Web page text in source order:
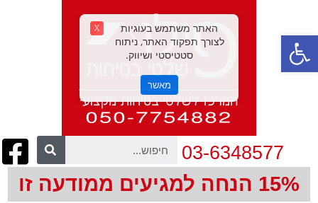
פתח סרגל נגישות
03-6348577
15% הנחה למגיעים ממודעה זו
X
האתר משתמש בעוגיות
לצורך תפקוד האתר, ניתוח
סטטיסטי ושיווק.
מאשר